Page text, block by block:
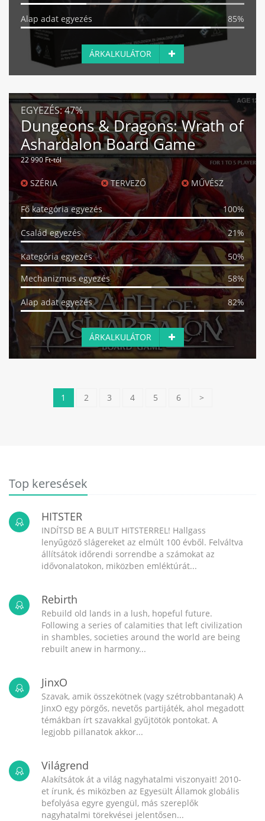
Alap adat egyezés 85%
ÁRKALKULÁTOR
EGYEZÉS:47%
Dungeons & Dragons: Wrath of
Ashardalon Board Game
22 990 Ft-tól
SZÉRIA TERVEZŐ MŰVÉSZ
Fő kategória egyezés 100%
Család egyezés 21%
Kategória egyezés
50%
Mechanizmus egyezés
58%
Alap adat egyezés 82%
ÁRKALKULÁTOR
1 2 3 4 5 6 >
Top keresések
HITSTER
INDÍTSD BE A BULIT HITSTERREL! Hallgass
lenyűgöző slágereket az elmúlt 100 évből. Felváltva
állítsátok időrendi sorrendbe a számokat az
idővonalatokon, miközben emléktúrát...
Rebirth
Rebuild old lands in a lush, hopeful future.
Following a series of calamities that left civilization
in shambles, societies around the world are being
rebuilt anew in harmony...
JinxO
Szavak, amik összekötnek (vagy szétrobbantanak) A
JinxO egy pörgős, nevetős partijáték, ahol megadott
témákban írt szavakkal gyűjtötök pontokat. A
legjobb pillanatok akkor...
Világrend
Alakítsátok át a világ nagyhatalmi viszonyait! 2010-
et írunk, és miközben az Egyesült Államok globális
befolyása egyre gyengül, más szereplők
nagyhatalmi törekvései jelentősen...